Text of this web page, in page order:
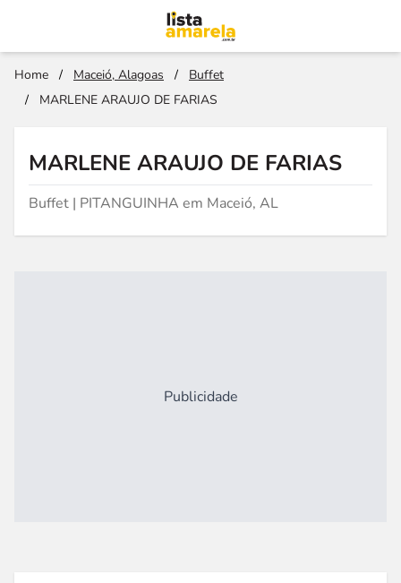
Home / Maceió, Alagoas /
Buffet
/
MARLENE ARAUJO DE FARIAS
MARLENE ARAUJO DE FARIAS
Buffet | PITANGUINHA em Maceió, AL
Publicidade